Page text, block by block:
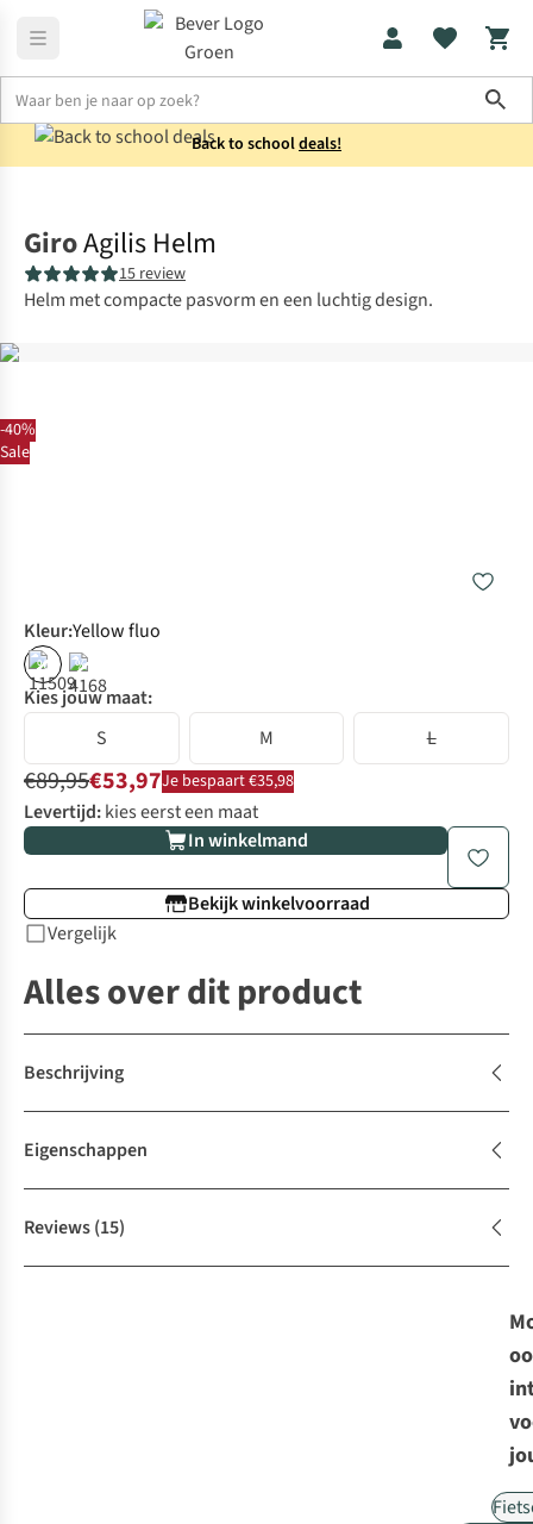
Back to schooldeals!
-40%
Sale
GiroAgilis Helm
15 review
Helm met compacte pasvorm en een luchtig design.
Kleur:Yellow fluo
% %
Kies jouw maat:
S
M L
€89,95€53,97Je bespaart €35,98
Levertijd:kies eerst een maat
In winkelmand
Bekijk winkelvoorraad
Vergelijk
Alles over dit product
Beschrijving
Eigenschappen
Reviews(15)